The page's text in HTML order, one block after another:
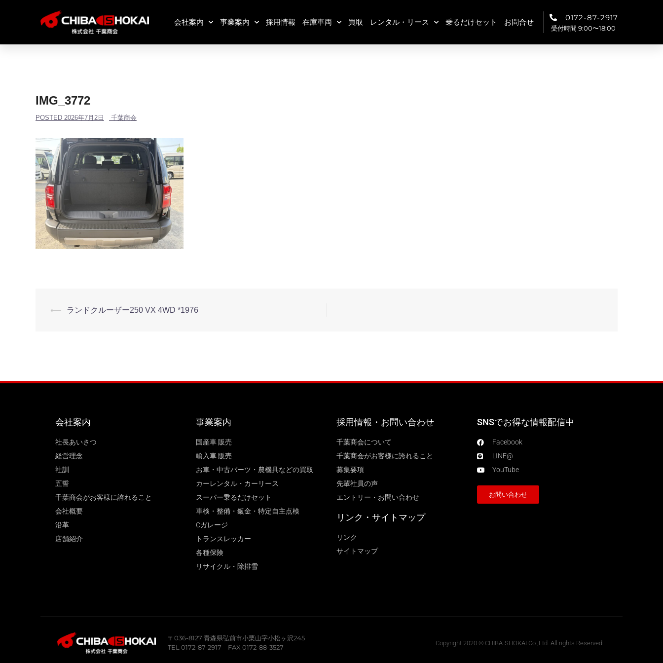
会社案内 事業案内 採用情報 在庫車両 買取 レンタル・リース 乗るだけセット お問合せ 0172-87-2917
受付時間 9:00〜18:00
IMG_3772
POSTED 2026年7月2日 千葉商会
⟵ ランドクルーザー250 VX 4WD *1976
会社案内
社長あいさつ
経営理念
社訓
五誓
千葉商会がお客様に誇れること
会社概要
沿革
店舗紹介
事業案内
国産車 販売
輸入車 販売
お車・中古パーツ・農機具などの買取
カーレンタル・カーリース
スーパー乗るだけセット
車検・整備・鈑金・特定自主点検
Cガレージ
トランスレッカー
各種保険
リサイクル・除排雪
採用情報・お問い合わせ
千葉商会について
千葉商会がお客様に誇れること​
募集要項
先輩社員の声
エントリー・お問い合わせ
リンク・サイトマップ
リンク
サイトマップ
SNSでお得な情報配信中
Facebook
LINE@
YouTube
お問い合わせ
〒036-8127 青森県弘前市小栗山字小松ヶ沢245
TEL 0172-87-2917 FAX 0172-88-3527
Copyright 2020 © CHIBA-SHOKAI Co.,Ltd. All rights Reserved.